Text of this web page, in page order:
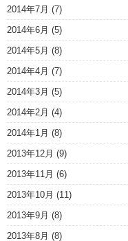
2014年7月 (7)
2014年6月 (5)
2014年5月 (8)
2014年4月 (7)
2014年3月 (5)
2014年2月 (4)
2014年1月 (8)
2013年12月 (9)
2013年11月 (6)
2013年10月 (11)
2013年9月 (8)
2013年8月 (8)